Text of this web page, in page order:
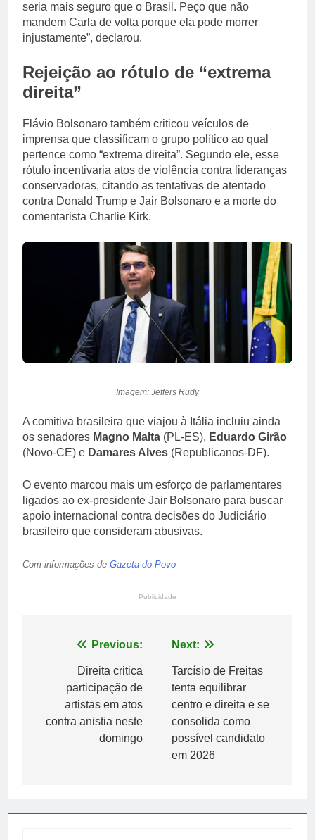
seria mais seguro que o Brasil. Peço que não
mandem Carla de volta porque ela pode morrer
injustamente”, declarou.
Rejeição ao rótulo de “extrema
direita”
Flávio Bolsonaro também criticou veículos de
imprensa que classificam o grupo político ao qual
pertence como “extrema direita”. Segundo ele, esse
rótulo incentivaria atos de violência contra lideranças
conservadoras, citando as tentativas de atentado
contra Donald Trump e Jair Bolsonaro e a morte do
comentarista Charlie Kirk.
Imagem: Jeffers Rudy
A comitiva brasileira que viajou à Itália incluiu ainda
os senadores Magno Malta (PL-ES), Eduardo Girão
(Novo-CE) e Damares Alves (Republicanos-DF).
O evento marcou mais um esforço de parlamentares
ligados ao ex-presidente Jair Bolsonaro para buscar
apoio internacional contra decisões do Judiciário
brasileiro que consideram abusivas.
Com informações de Gazeta do Povo
Publicidade
Navegação
Post
Previous:
Direita critica
participação de
artistas em atos
contra anistia neste
domingo
Next:
Tarcísio de Freitas
tenta equilibrar
centro e direita e se
consolida como
possível candidato
em 2026